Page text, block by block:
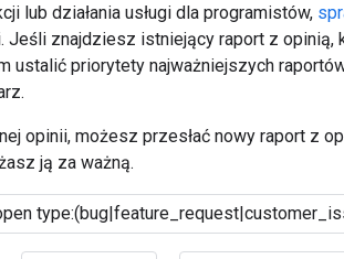
lub działania usługi dla programistów,
Jeśli znajdziesz istniejący raport z
ustalić priorytety najważniejszych
opinii, możesz przesłać nowy raport z
ją za ważną.